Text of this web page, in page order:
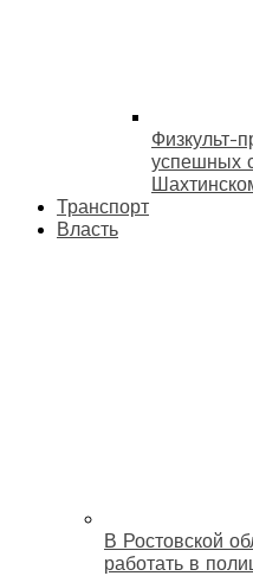
Физкульт-
успешных
Транспорт
Власть
В Ростовской
работать в